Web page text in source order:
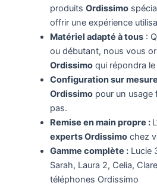
produits Ordissimo
offrir une expérience
Matériel adapté à tous:
ou débutant, nous vous
Ordissimoqui répondra le
Configuration sur mesure
Ordissimopour un usage
pas.
Remise en main propre :
experts Ordissimochez
Gamme complète :Lucie
Sarah, Laura 2, Celia,
téléphones Ordissimo